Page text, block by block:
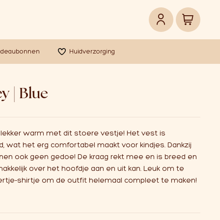
Huidverzorging
| Blue
warm met dit stoere vestje! Het vest is
wat het erg comfortabel maakt voor kindjes. Dankzij
ook geen gedoe! De kraag rekt mee en is breed en
over het hoofdje aan en uit kan. Leuk om te
shirtje om de outfit helemaal compleet te maken!